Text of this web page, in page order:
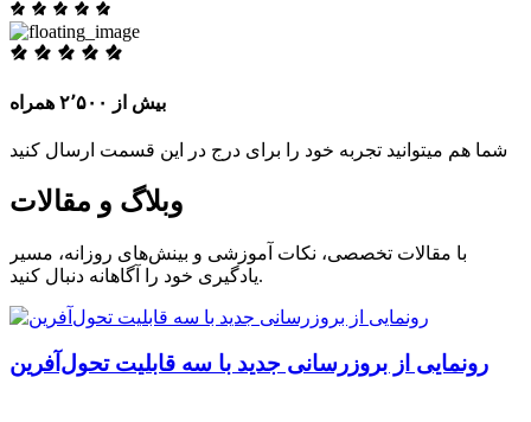
بیش از ۲٬۵۰۰ همراه
شما هم میتوانید تجربه خود را برای درج در این قسمت ارسال کنید
وبلاگ و مقالات
با مقالات تخصصی، نکات آموزشی و بینش‌های روزانه، مسیر
یادگیری خود را آگاهانه دنبال کنید.
رونمایی از بروزرسانی جدید با سه قابلیت تحول‌آفرین